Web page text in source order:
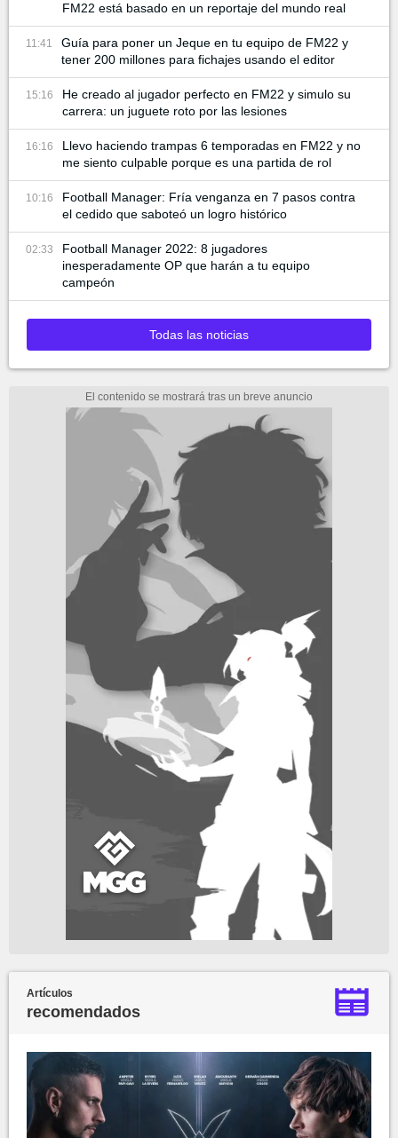
FM22 está basado en un reportaje del mundo real
11:41
Guía para poner un Jeque en tu equipo de FM22 y
tener 200 millones para fichajes usando el editor
15:16
He creado al jugador perfecto en FM22 y simulo su
carrera: un juguete roto por las lesiones
16:16
Llevo haciendo trampas 6 temporadas en FM22 y no
me siento culpable porque es una partida de rol
10:16
Football Manager: Fría venganza en 7 pasos contra
el cedido que saboteó un logro histórico
02:33
Football Manager 2022: 8 jugadores
inesperadamente OP que harán a tu equipo
campeón
Todas las noticias
Artículos
recomendados